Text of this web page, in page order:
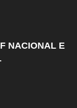
NACIONAL E